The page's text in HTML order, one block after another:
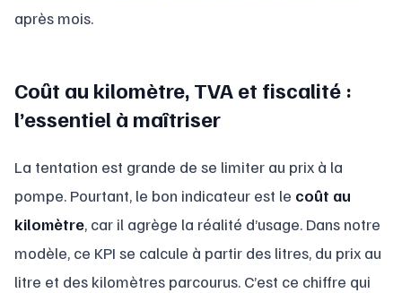
après mois.
Coût au kilomètre, TVA et fiscalité :
l’essentiel à maîtriser
La tentation est grande de se limiter au prix à la
pompe. Pourtant, le bon indicateur est le coût au
kilomètre, car il agrège la réalité d’usage. Dans notre
modèle, ce KPI se calcule à partir des litres, du prix au
litre et des kilomètres parcourus. C’est ce chiffre qui